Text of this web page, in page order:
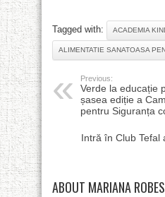
Tagged with: ACADEMIA
ALIMENTATIE SANATOASA
Previous:
Verde la educație
șasea ediție a
pentru Siguranța
Intră în Club Tefal
ABOUT MARIANA